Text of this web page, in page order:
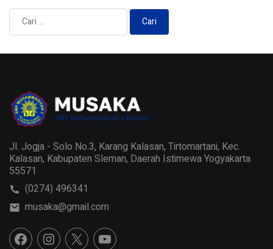
Jl. Jogja - Solo No.3, Karang Kalasan, Tirtomartani, Kec.
Kalasan, Kabupaten Sleman, Daerah Istimewa Yogyakarta
55571
(0274) 496341
musaka@gmail.com